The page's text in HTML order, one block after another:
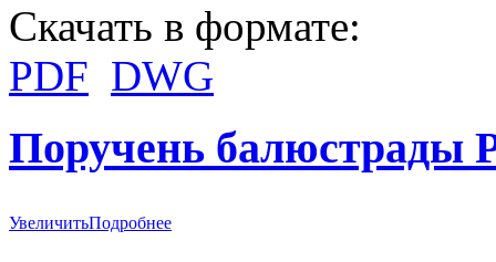
Скачать в формате:
PDF DWG
Поручень балюстрады
УвеличитьПодробнее